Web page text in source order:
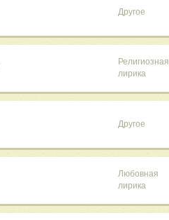
Другое
Религиозная
лирика
Другое
Любовная
лирика